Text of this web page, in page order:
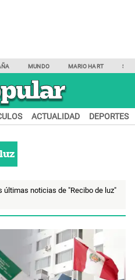
MUNDO MARIO HART
ACTUALIDAD DEPORTES
últimas noticias de "Recibo de luz"